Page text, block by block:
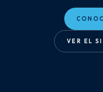
VER EL